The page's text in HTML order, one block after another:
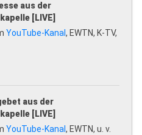
aus der
[LIVE]
YouTube-Kanal, EWTN, K-TV,
aus der
[LIVE]
YouTube-Kanal, EWTN, u. v.